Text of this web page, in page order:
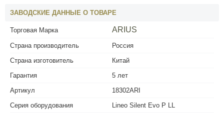
ЗАВОДСКИЕ ДАННЫЕ О ТОВАРЕ
Торговая Марка ARIUS
Страна производитель
Россия
Страна изготовитель
Китай
Гарантия
5 лет
Артикул
18302ARI
Серия оборудования
Lineo Silent Evo P LL